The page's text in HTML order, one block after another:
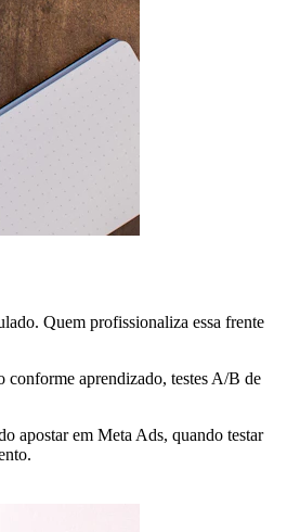
Quem profissionaliza essa frente
conforme aprendizado, testes A/B de
apostar em Meta Ads, quando testar